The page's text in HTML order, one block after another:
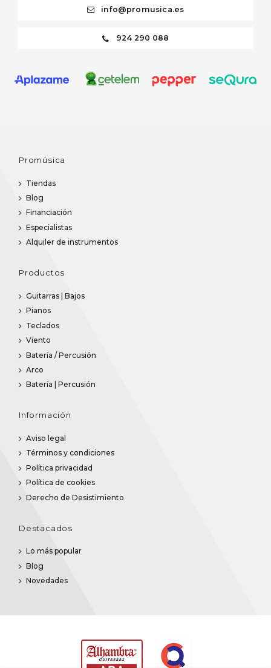
info@promusica.es
924 290 088
Promúsica
Tiendas
Blog
Financiación
Especialistas
Alquiler de instrumentos
Productos
Guitarras | Bajos
Pianos
Teclados
Viento
Batería / Percusión
Arco
Batería | Percusión
Información
Aviso legal
Términos y condiciones
Política privacidad
Política de cookies
Derecho de Desistimiento
Destacados
Lo más popular
Blog
Novedades